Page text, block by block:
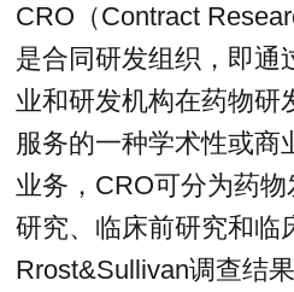
CRO（Contract
是合同研发组织，即通
业和研发机构在药物研
服务的一种学术性或商
业务，CRO可分为药
研究、临床前研究和临
Rrost&Sullivan调查结